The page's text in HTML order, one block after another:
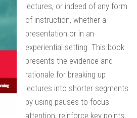
lectures, or indeed of any form
of instruction, whether a
presentation or in an
experiential setting. This book
presents the evidence and
rationale for breaking up
lectures into shorter segments
by using pauses to focus
attention, reinforce key points,